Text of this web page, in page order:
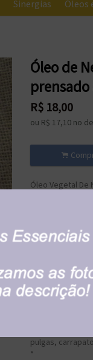
Sinergias Óleos
Óleo de
R$ 18,00
ou R$ 17,10 no
.
Óleo Vegetal
Como é um
frio e extra
segura na pele.
Nome científico:
utilizado nas
e fabricação de
esmaltes. Tem
antiparasita,
inseticida e
pulgas,
*